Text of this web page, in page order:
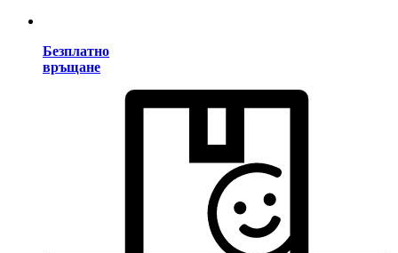
Безплатно
връщане